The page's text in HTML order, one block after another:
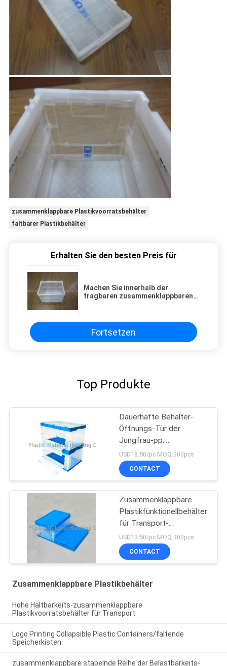
zusammenklappbare Plastikvoorratsbehälter
faltbarer Plastikbehälter
Erhalten Sie den besten Preis für
Machen Sie innerhalb der
tragbaren zusammenklappbaren
Fortsetzen
Top Produkte
Dauerhafte Behälter-
Öffnungs-Tür der
Jungfrau-pp.
zusammenklappbare
beide Seiten
USD18.50/pc MOQ:300pcs
CONTACT
Zusammenklappbare
Plastikfunktionellbehälter
für Transport-
Schlagzähigkeit
USD13.50/pc MOQ:300pcs
CONTACT
Zusammenklappbare Plastikbehälter
Hohe Haltbarkeits-zusammenklappbare
Plastikvoorratsbehälter für Transport
Logo Printing Collapsible Plastic Containers/faltende
Speicherkisten
zusammenklappbare stapelnde Reihe der Belastbarkeits-